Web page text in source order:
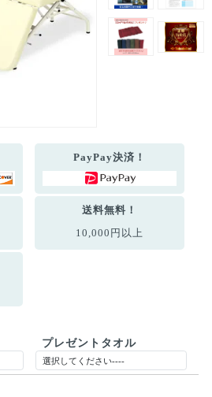
PayPay決済！
送料無料！
10,000円以上
プレゼントタオル